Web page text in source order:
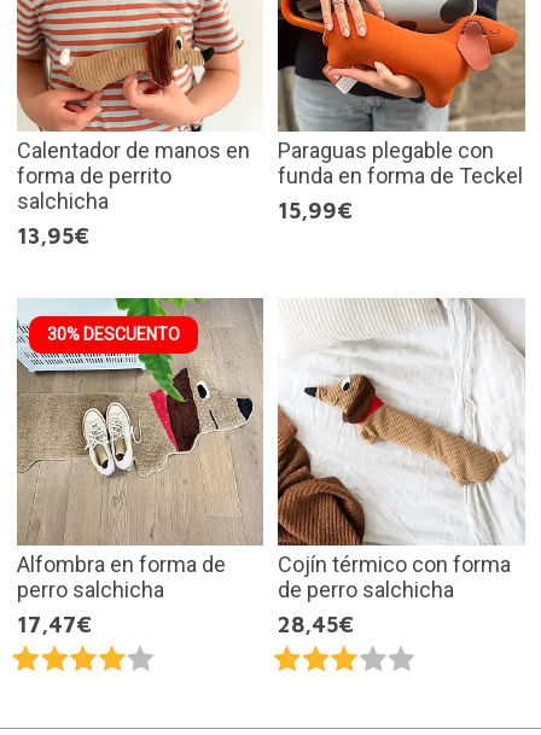
Calentador de manos en
forma de perrito
salchicha
13,95€
Paraguas plegable con
funda en forma de Teckel
15,99€
30% DESCUENTO
Alfombra en forma de
perro salchicha
17,47€
Cojín térmico con forma
de perro salchicha
28,45€